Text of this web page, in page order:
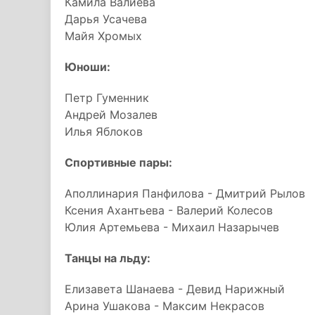
Дарья Усачева
Майя Хромых
Юноши:
Петр Гуменник
Андрей Мозалев
Илья Яблоков
Спортивные пары:
Аполлинария Панфилова - Дмитрий Рылов
Ксения Ахантьева - Валерий Колесов
Юлия Артемьева - Михаил Назарычев
Танцы на льду:
Елизавета Шанаева - Девид Нарижный
Арина Ушакова - Максим Некрасов